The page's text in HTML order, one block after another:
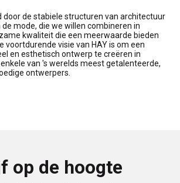
door de stabiele structuren van architectuur
mode, die we willen combineren in
kwaliteit die een meerwaarde bieden
voortdurende visie van HAY is om een
en esthetisch ontwerp te creëren in
van 's werelds meest getalenteerde,
ontwerpers.
op de hoogte